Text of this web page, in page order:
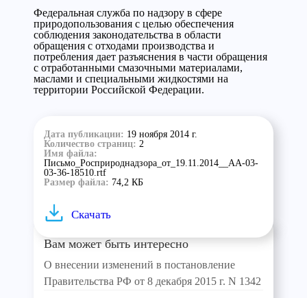
Федеральная служба по надзору в сфере
природопользования с целью обеспечения
соблюдения законодательства в области
обращения с отходами производства и
потребления дает разъяснения в части обращения
с отработанными смазочными материалами,
маслами и специальными жидкостями на
территории Российской Федерации.
Дата публикации: 19 ноября 2014 г.
Количество страниц: 2
Имя файла:
Письмо_Росприроднадзора_от_19.11.2014__АА-03-
03-36-18510.rtf
Размер файла: 74,2 КБ
Скачать
Вам может быть интересно
О внесении изменений в постановление
Правительства РФ от 8 декабря 2015 г. N 1342